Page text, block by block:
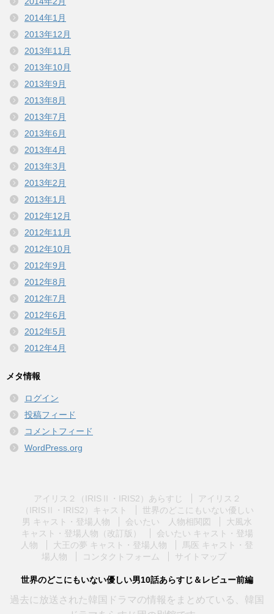
2014年1月
2013年12月
2013年11月
2013年10月
2013年9月
2013年8月
2013年7月
2013年6月
2013年4月
2013年3月
2013年2月
2013年1月
2012年12月
2012年11月
2012年10月
2012年9月
2012年8月
2012年7月
2012年6月
2012年5月
2012年4月
メタ情報
ログイン
投稿フィード
コメントフィード
WordPress.org
アイリス２（IRISⅡ・IRIS2）あらすじ
アイリス２
（IRISⅡ・IRIS2）キャスト
世界のどこにもいない優しい
男 キャスト・登場人物
会いたい 人物相関図
大風水
キャスト・登場人物（改訂版）
会いたい キャスト・登場
人物
大王の夢 キャスト・登場人物
馬医 キャスト・登
場人物
コンタクトフォーム サイトマップ
世界のどこにもいない優しい男10話あらすじ＆レビュー前編
過去に放送された韓国ドラマの情報をまとめている、韓国